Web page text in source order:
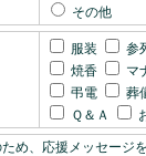
その他
服装 参
焼香
マ
弔電
葬
Ｑ＆Ａ
め、応援メッセージ